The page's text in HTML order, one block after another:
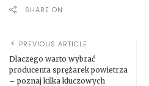
SHARE ON
PREVIOUS ARTICLE
Dlaczego warto wybrać
producenta sprężarek powietrza
– poznaj kilka kluczowych